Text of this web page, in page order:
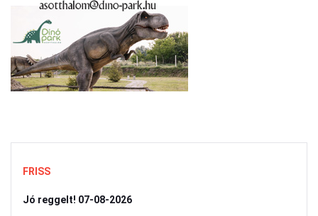
FRISS
Jó reggelt! 07-08-2026